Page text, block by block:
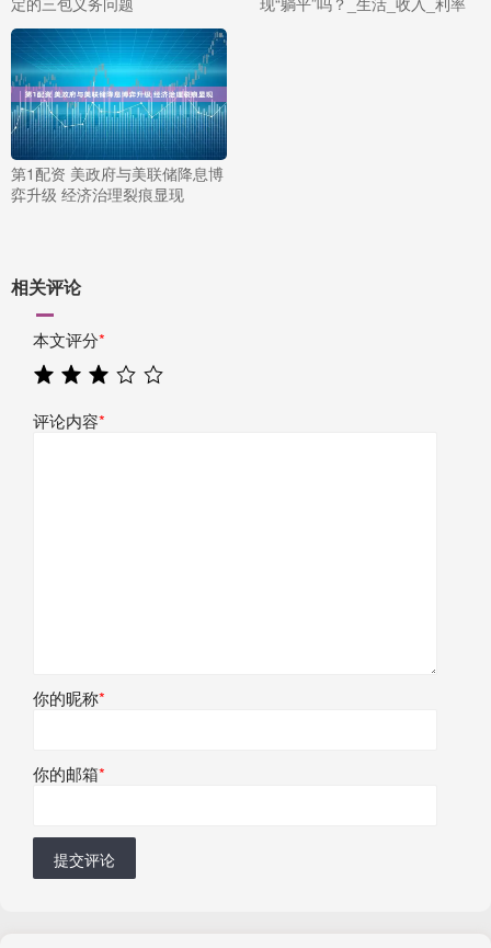
第1配资 美政府与美联储降息博
弈升级 经济治理裂痕显现
相关评论
本文评分*
评论内容*
你的昵称*
你的邮箱*
提交评论